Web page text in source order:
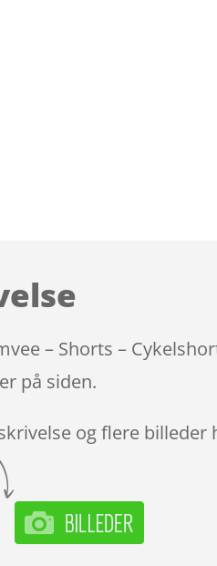
– Shorts –
på siden.
og flere billeder